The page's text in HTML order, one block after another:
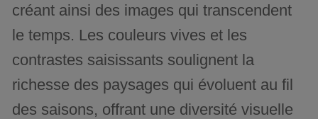
créant ainsi des images qui transcendent
le temps. Les couleurs vives et les
contrastes saisissants soulignent la
richesse des paysages qui évoluent au fil
des saisons, offrant une diversité visuelle